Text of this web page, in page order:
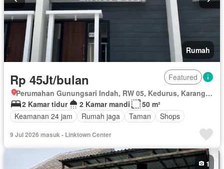
Rumah
Rp 45Jt/bulan
Featured
Perumahan Gunungsari Indah, RW 05, Kedurus, Karang Pilang, Surabaya, Jawa Timur
2 Kamar tidur
2 Kamar mandi
50 m²
Keamanan 24 jam
Rumah jaga Taman Shops
9 Jul 2026 masuk - Linktown Center
1